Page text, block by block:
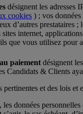
désignent les adresses
cookies ) ; vos
d’autres
internet,
que vous utilisez pour
paiement désignent
Candidats & Clients
et des lois
données